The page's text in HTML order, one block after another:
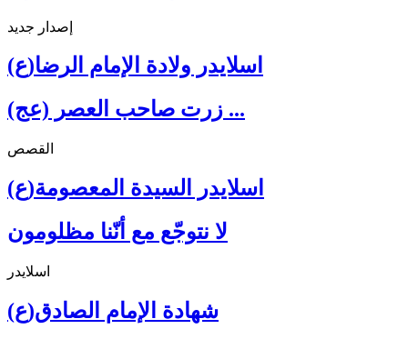
إصدار جديد
اسلايدر ولادة الإمام الرضا(ع)
زرت صاحب العصر (عج) ...
القصص
اسلايدر السيدة المعصومة(ع)
لا نتوجّع مع أنّنا مظلومون
اسلايدر
شهادة الإمام الصادق(ع)